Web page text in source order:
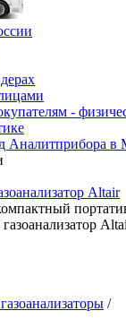
-
Аналитприбора в
Altair
/